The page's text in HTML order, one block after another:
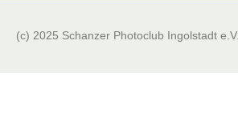
(c) 2025 Schanzer Photoclub Ingolstadt e.V.